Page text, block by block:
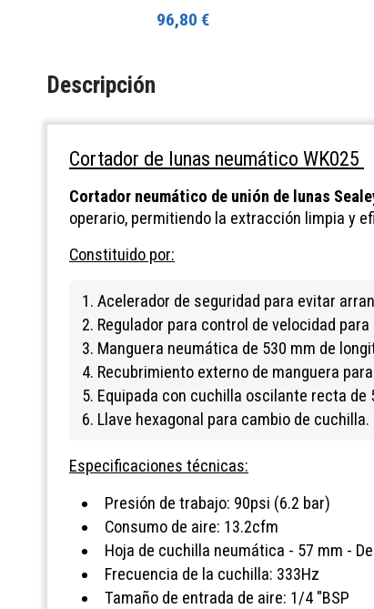
96,80 €
Descripción
Cortador de lunas neumático WK025
Cortador neumático de unión de lunas
operario, permitiendo la extracción limpia y
Constituido por:
1. Acelerador de seguridad para evitar
2. Regulador para control de velocidad
3. Manguera neumática de 530 mm de
4. Recubrimiento externo de manguera
5. Equipada con cuchilla oscilante recta
6. Llave hexagonal para cambio de cuchilla.
Especificaciones técnicas:
Presión de trabajo: 90psi (6.2 bar)
Consumo de aire: 13.2cfm
Hoja de cuchilla neumática - 57 mm -
Frecuencia de la cuchilla: 333Hz
Tamaño de entrada de aire: 1/4 "BSP